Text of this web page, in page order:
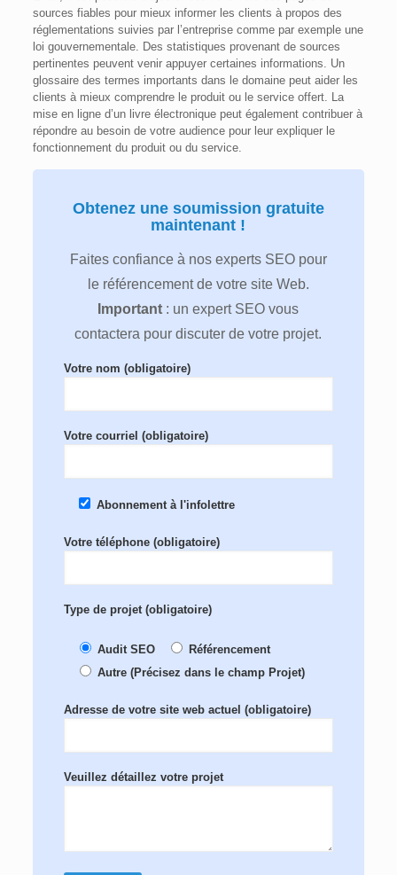
sources fiables pour mieux informer les clients à propos des
réglementations suivies par l’entreprise comme par exemple une
loi gouvernementale. Des statistiques provenant de sources
pertinentes peuvent venir appuyer certaines informations. Un
glossaire des termes importants dans le domaine peut aider les
clients à mieux comprendre le produit ou le service offert. La
mise en ligne d’un livre électronique peut également contribuer à
répondre au besoin de votre audience pour leur expliquer le
fonctionnement du produit ou du service.
Obtenez une soumission gratuite
maintenant !
Faites confiance à nos experts SEO pour
le référencement de votre site Web.
Important : un expert SEO vous
contactera pour discuter de votre projet.
Votre nom (obligatoire)
Votre courriel (obligatoire)
Abonnement à l'infolettre
Votre téléphone (obligatoire)
Type de projet (obligatoire)
Audit SEO
Référencement
Autre (Précisez dans le champ Projet)
Adresse de votre site web actuel (obligatoire)
Veuillez détaillez votre projet